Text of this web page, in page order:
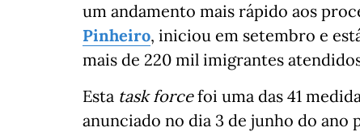
um andamento mais rápido aos
Pinheiro, iniciou em setembro e
mais de 220 mil imigrantes
Esta task forcefoi uma das 41
anunciado no dia 3 de junho do ano